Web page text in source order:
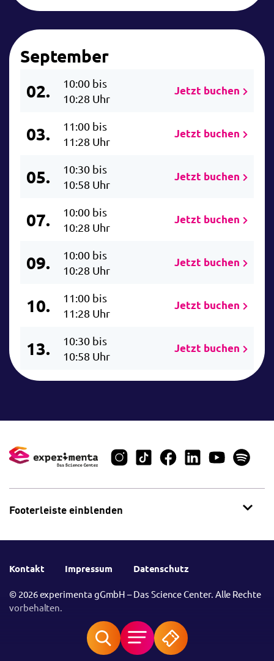
September
02.
10:00 bis
10:28 Uhr
Jetzt buchen
03.
11:00 bis
11:28 Uhr
Jetzt buchen
05.
10:30 bis
10:58 Uhr
Jetzt buchen
07.
10:00 bis
10:28 Uhr
Jetzt buchen
09.
10:00 bis
10:28 Uhr
Jetzt buchen
10.
11:00 bis
11:28 Uhr
Jetzt buchen
13.
10:30 bis
10:58 Uhr
Jetzt buchen
Footerleiste einblenden
Kontakt Impressum Datenschutz
© 2026 experimenta gGmbH – Das Science Center. Alle Rechte
vorbehalten.